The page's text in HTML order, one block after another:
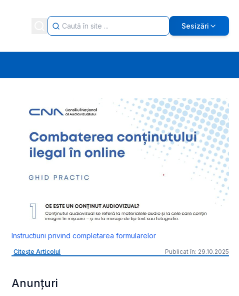
Sesizări
Instructiuni privind completarea formularelor
Citește Articolul Publicat în: 29.10.2025
Anunțuri